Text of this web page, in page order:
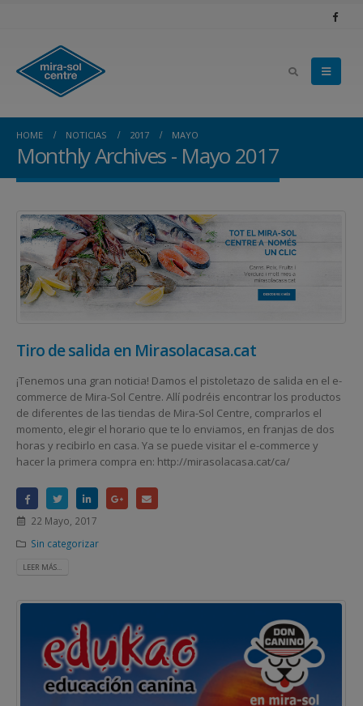
HOME NOTICIAS 2017 MAYO
Monthly Archives - Mayo 2017
Tiro de salida en Mirasolacasa.cat
¡Tenemos una gran noticia! Damos el pistoletazo de salida en el e-
commerce de Mira-Sol Centre. Allí podréis encontrar los productos
de diferentes de las tiendas de Mira-Sol Centre, comprarlos el
momento, elegir el horario que te lo enviamos, en franjas de dos
horas y recibirlo en casa. Ya se puede visitar el e-commerce y
hacer la primera compra en: http://mirasolacasa.cat/ca/
22 Mayo, 2017
Sin categorizar
LEER MÁS...